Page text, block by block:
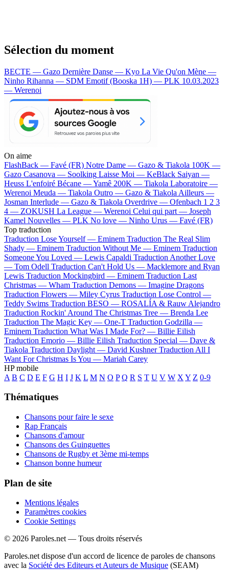
Sélection du moment
BECTE — Gazo Dernière Danse — Kyo La Vie Qu'on Mène —
Ninho Rihanna — SDM Emotif (Booska 1H) — PLK 10.03.2023
— Werenoi
On aime
FlashBack — Favé (FR) Notre Dame — Gazo & Tiakola 100K —
Gazo Casanova — Soolking Laisse Moi — KeBlack Saiyan —
Heuss L'enfoiré Bécane —Yamê 200K — Tiakola Laboratoire —
Werenoi Meuda — Tiakola Outro — Gazo & Tiakola Ailleurs —
Josman Interlude — Gazo & Tiakola Overdrive — Ofenbach 1 2 3
4 — ZOKUSH La League — Werenoi Celui qui part — Joseph
Kamel Nouvelles — PLK No love — Ninho Urus — Favé (FR)
Top traduction
Traduction Lose Yourself — Eminem Traduction The Real Slim
Shady — Eminem Traduction Without Me — Eminem Traduction
Someone You Loved — Lewis Capaldi Traduction Another Love
— Tom Odell Traduction Can't Hold Us — Macklemore and Ryan
Lewis Traduction Mockingbird — Eminem Traduction Last
Christmas — Wham Traduction Demons — Imagine Dragons
Traduction Flowers — Miley Cyrus Traduction Lose Control —
Teddy Swims Traduction BESO — ROSALÍA & Rauw Alejandro
Traduction Rockin' Around The Christmas Tree — Brenda Lee
Traduction The Magic Key — One-T Traduction Godzilla —
Eminem Traduction What Was I Made For? — Billie Eilish
Traduction Emorio — Billie Eilish Traduction Special — Dave &
Tiakola Traduction Daylight — David Kushner Traduction All I
Want For Christmas Is You — Mariah Carey
HP mobile
A B C D E F G H I J K L M N O P Q R S T U V W X Y Z 0-9
Thématiques
Chansons pour faire le sexe
Rap Français
Chansons d'amour
Chansons des Guinguettes
Chansons de Rugby et 3ème mi-temps
Chanson bonne humeur
Plan de site
Mentions légales
Paramètres cookies
Cookie Settings
© 2026 Paroles.net — Tous droits réservés
Paroles.net dispose d'un accord de licence de paroles de chansons
avec la Société des Editeurs et Auteurs de Musique (SEAM)